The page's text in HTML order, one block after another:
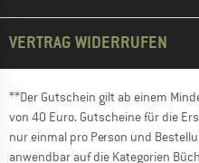
VERTRAG WIDERRUFEN
**Der Gutschein gilt ab einem
von 40 Euro. Gutscheine für die
nur einmal pro Person und
anwendbar auf die Kategorien